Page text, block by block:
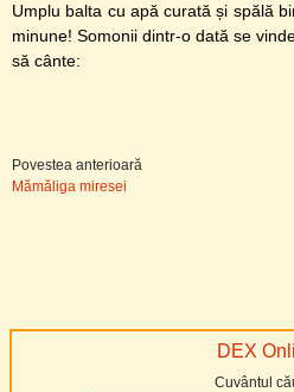
DEX
Cuvântul
Umplu balta cu apă curată și spălă
minune! Somonii dintr-o dată se
să cânte:
Povestea anterioară
Mămăliga miresei